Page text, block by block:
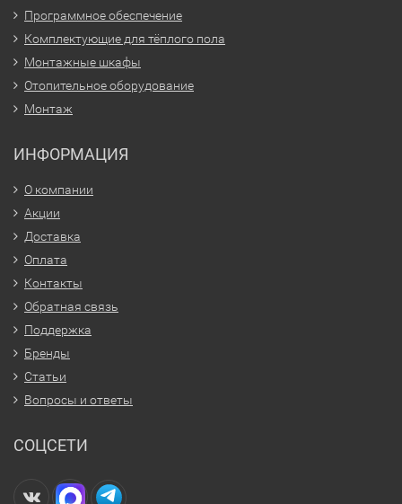
Программное обеспечение
Комплектующие для тёплого пола
Монтажные шкафы
Отопительное оборудование
Монтаж
ИНФОРМАЦИЯ
О компании
Акции
Доставка
Оплата
Контакты
Обратная связь
Поддержка
Бренды
Статьи
Вопросы и ответы
СОЦСЕТИ